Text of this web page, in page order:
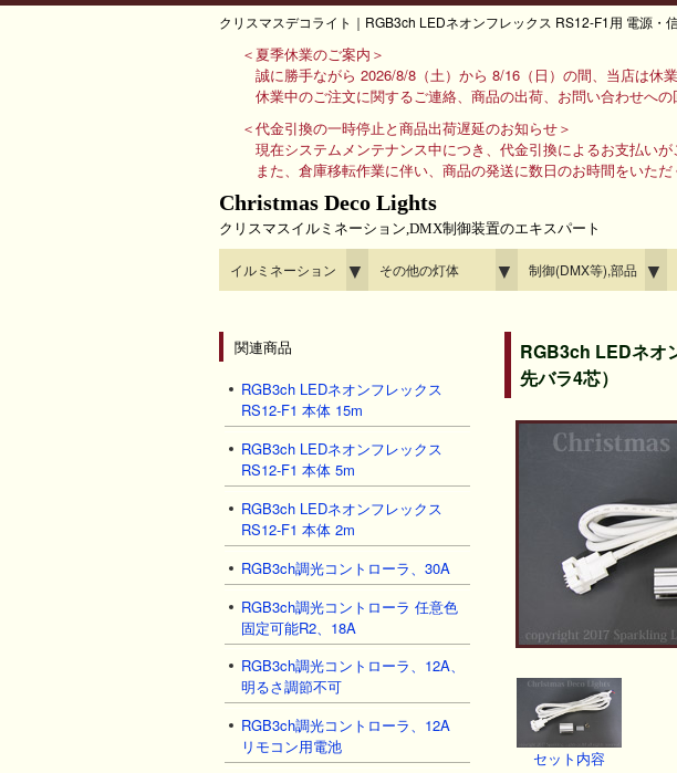
クリスマスデコライト｜RGB3ch LEDネオンフレックス RS12-F1用 電源
＜夏季休業のご案内＞
誠に勝手ながら 2026/8/8（土）から 8/16（日）の間、当店は休業
休業中のご注文に関するご連絡、商品の出荷、お問い合わせへ
＜代金引換の一時停止と商品出荷遅延のお知らせ＞
現在システムメンテナンス中につき、代金引換によるお支払いが
また、倉庫移転作業に伴い、商品の発送に数日のお時間をいた
Christmas Deco Lights
クリスマスイルミネーション,DMX制御装置のエキスパート
イルミネーション ▼ その他の灯体 ▼ 制御(DMX等),部品 ▼
RGB3ch LEDネオ
先バラ4芯）
セット内容
関連商品
RGB3ch LEDネオンフレックス
RS12-F1 本体 15m
RGB3ch LEDネオンフレックス
RS12-F1 本体 5m
RGB3ch LEDネオンフレックス
RS12-F1 本体 2m
RGB3ch調光コントローラ、30A
RGB3ch調光コントローラ 任意色
固定可能R2、18A
RGB3ch調光コントローラ、12A、
明るさ調節不可
RGB3ch調光コントローラ、12A
リモコン用電池